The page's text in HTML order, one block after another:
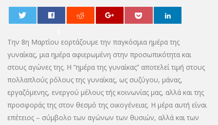
Την 8η Μαρτίου εορτάζουμε την παγκόσμια ημέρα της
γυναίκας, μια ημέρα αφιερωμένη στην προσωπικότητα και
στους αγώνες της. Η “ημέρα της γυναίκας” αποτελεί τιμή στους
πολλαπλούς ρόλους της γυναίκας, ως συζύγου, μάνας,
εργαζόμενης, ενεργού μέλους τής κοινωνίας μας, αλλά και της
προσφοράς της στον θεσμό της οικογένειας. Η μέρα αυτή είναι
επέτειος – σύμβολο των αγώνων των θυσιών, αλλά και των